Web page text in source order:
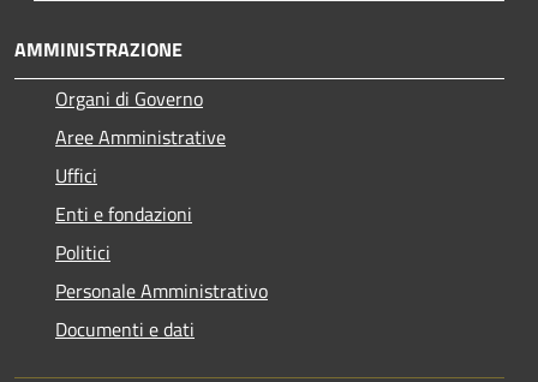
AMMINISTRAZIONE
Organi di Governo
Aree Amministrative
Uffici
Enti e fondazioni
Politici
Personale Amministrativo
Documenti e dati